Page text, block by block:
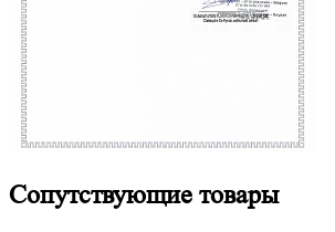
Сопутствующие товары